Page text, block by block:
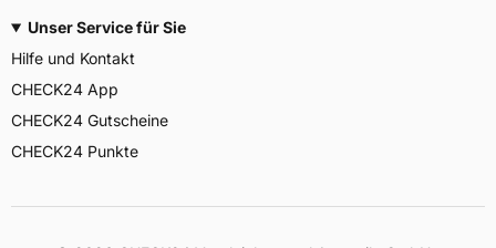
Unser Service für Sie
Hilfe und Kontakt
CHECK24 App
CHECK24 Gutscheine
CHECK24 Punkte